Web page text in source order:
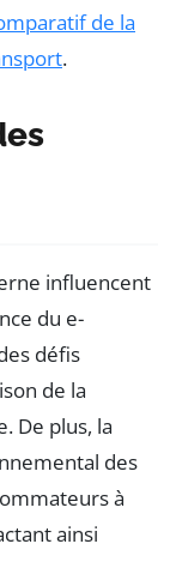
de la
.
influencent
du e-
défis
de la
De plus, la
des
à
ainsi